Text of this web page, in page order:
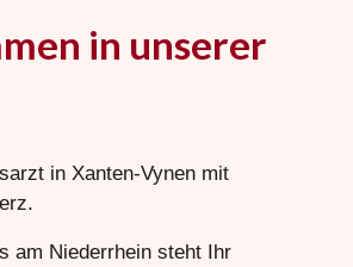
in unserer
in Xanten-Vynen mit
am Niederrhein steht Ihr